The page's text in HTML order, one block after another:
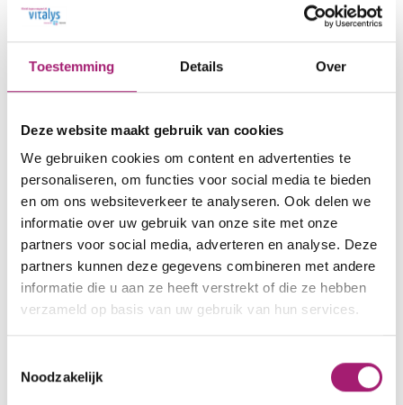
Toestemming Details Over
Deze website maakt gebruik van cookies
We gebruiken cookies om content en advertenties te
personaliseren, om functies voor social media te bieden
en om ons websiteverkeer te analyseren. Ook delen we
informatie over uw gebruik van onze site met onze
partners voor social media, adverteren en analyse. Deze
partners kunnen deze gegevens combineren met andere
informatie die u aan ze heeft verstrekt of die ze hebben
verzameld op basis van uw gebruik van hun services.
Noodzakelijk